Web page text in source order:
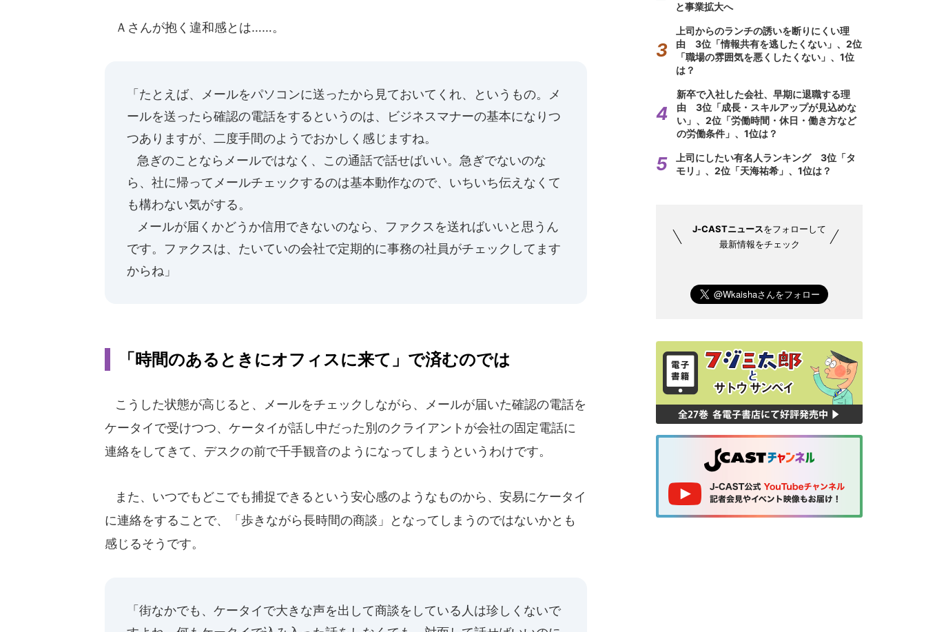
Ａさんが抱く違和感とは……。
「たとえば、メールをパソコンに送ったから見ておいてくれ、というもの。メ
ールを送ったら確認の電話をするというのは、ビジネスマナーの基本になりつ
つありますが、二度手間のようでおかしく感じますね。
急ぎのことならメールではなく、この通話で話せばいい。急ぎでないのな
ら、社に帰ってメールチェックするのは基本動作なので、いちいち伝えなくて
も構わない気がする。
メールが届くかどうか信用できないのなら、ファクスを送ればいいと思うん
です。ファクスは、たいていの会社で定期的に事務の社員がチェックしてます
からね」
「時間のあるときにオフィスに来て」で済むのでは
こうした状態が高じると、メールをチェックしながら、メールが届いた確認の電話を
ケータイで受けつつ、ケータイが話し中だった別のクライアントが会社の固定電話に
連絡をしてきて、デスクの前で千手観音のようになってしまうというわけです。
また、いつでもどこでも捕捉できるという安心感のようなものから、安易にケータイ
に連絡をすることで、「歩きながら長時間の商談」となってしまうのではないかとも
感じるそうです。
「街なかでも、ケータイで大きな声を出して商談をしている人は珍しくないで
と事業拡大へ
上司からのランチの誘いを断りにくい理
由 3位「情報共有を逃したくない」、2位
「職場の雰囲気を悪くしたくない」、1位
は？
新卒で入社した会社、早期に退職する理
由 3位「成長・スキルアップが見込めな
い」、2位「労働時間・休日・働き方など
の労働条件」、1位は？
上司にしたい有名人ランキング 3位「タ
モリ」、2位「天海祐希」、1位は？
J-CASTニュースをフォローして
最新情報をチェック